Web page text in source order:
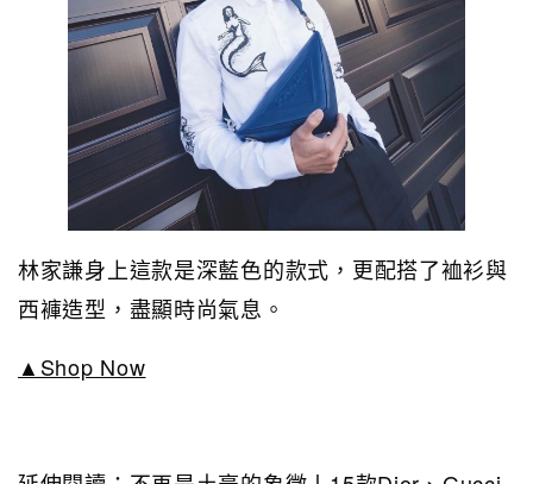
林家謙身上這款是深藍色的款式，更配搭了裇衫與
西褲造型，盡顯時尚氣息。
▲Shop Now